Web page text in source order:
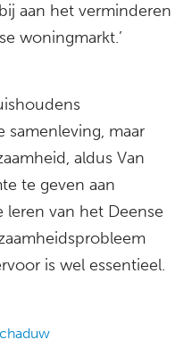
aan het verminderen
woningmarkt.’
samenleving, maar
aldus Van
te geven aan
van het Deense
is wel essentieel.